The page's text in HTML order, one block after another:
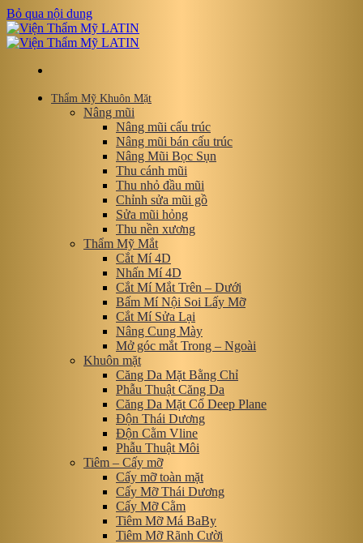
Bỏ qua nội dung
Thẩm Mỹ Khuôn Mặt
Nâng mũi
Nâng mũi cấu trúc
Nâng mũi bán cấu trúc
Nâng Mũi Bọc Sụn
Thu cánh mũi
Thu nhỏ đầu mũi
Chỉnh sửa mũi gồ
Sửa mũi hỏng
Thu nền xương
Thẩm Mỹ Mắt
Cắt Mí 4D
Nhấn Mí 4D
Cắt Mí Mắt Trên – Dưới
Bấm Mí Nội Soi Lấy Mỡ
Cắt Mí Sửa Lại
Nâng Cung Mày
Mở góc mắt Trong – Ngoài
Khuôn mặt
Căng Da Mặt Bằng Chỉ
Phẫu Thuật Căng Da
Căng Da Mặt Cổ Deep Plane
Độn Thái Dương
Độn Cằm Vline
Phẫu Thuật Môi
Tiêm – Cấy mỡ
Cấy mỡ toàn mặt
Cấy Mỡ Thái Dương
Cấy Mỡ Cằm
Tiêm Mỡ Má BaBy
Tiêm Mỡ Rãnh Cười